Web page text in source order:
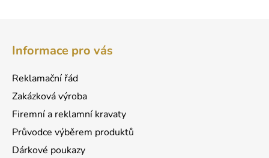
Informace pro vás
Reklamační řád
Zakázková výroba
Firemní a reklamní kravaty
Průvodce výběrem produktů
Dárkové poukazy